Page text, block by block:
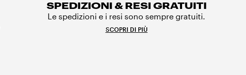
SPEDIZIONI & RESI GRATUITI
Le spedizioni e i resi sono sempre gratuiti.
SCOPRI DI PIÙ